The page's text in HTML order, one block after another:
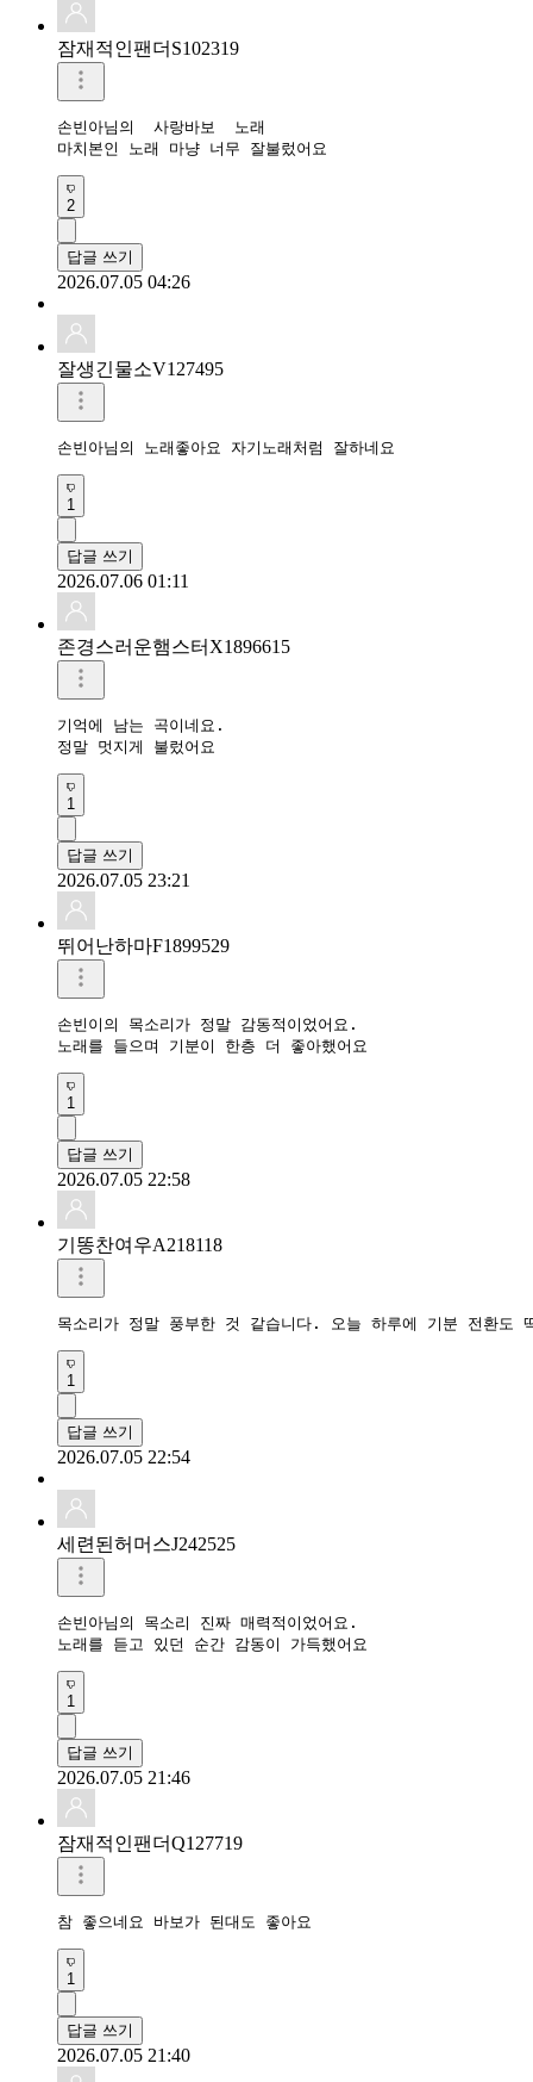
잠재적인팬더S102319
손빈아님의  사랑바보  노래
마치본인 노래 마냥 너무 잘불렀어요
2
답글 쓰기
2026.07.05 04:26
잘생긴물소V127495
손빈아님의 노래좋아요 자기노래처럼 잘하네요
1
답글 쓰기
2026.07.06 01:11
존경스러운햄스터X1896615
기억에 남는 곡이네요.
정말 멋지게 불렀어요
1
답글 쓰기
2026.07.05 23:21
뛰어난하마F1899529
손빈이의 목소리가 정말 감동적이었어요.
노래를 들으며 기분이 한층 더 좋아했어요
1
답글 쓰기
2026.07.05 22:58
기똥찬여우A218118
목소리가 정말 풍부한 것 같습니다. 오늘 하루에 기분 전환도
1
답글 쓰기
2026.07.05 22:54
세련된허머스J242525
손빈아님의 목소리 진짜 매력적이었어요.
노래를 듣고 있던 순간 감동이 가득했어요
1
답글 쓰기
2026.07.05 21:46
잠재적인팬더Q127719
참 좋으네요 바보가 된대도 좋아요
1
답글 쓰기
2026.07.05 21:40